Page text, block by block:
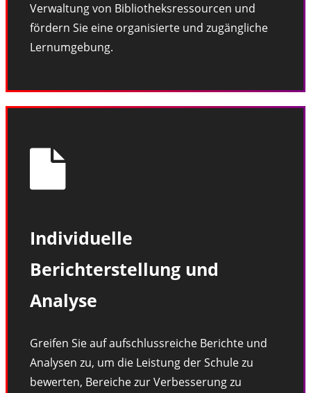
Verwaltung von Bibliotheksressourcen und
fördern Sie eine organisierte und zugängliche
Lernumgebung.
Individuelle
Berichterstellung und
Analyse
Greifen Sie auf aufschlussreiche Berichte und
Analysen zu, um die Leistung der Schule zu
bewerten, Bereiche zur Verbesserung zu